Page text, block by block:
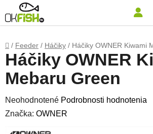
Prejsť na obsah
Domov
/ Feeder / Háčiky / Háčiky OWNER Kiwami
Háčiky OWNER
Mebaru Green
Priemerné hodnotenie produktu je 0,0 z 5
Neohodnotené Podrobnosti hodnotenia
Značka: OWNER